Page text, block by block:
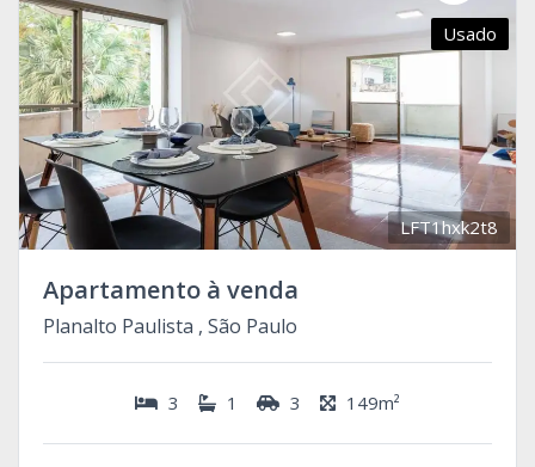
Usado
LFT1hxk2t8
Apartamento à venda
Planalto Paulista , São Paulo
3 1 3 149m²